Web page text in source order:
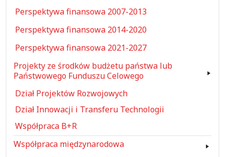
Perspektywa finansowa 2007-2013
Perspektywa finansowa 2014-2020
Perspektywa finansowa 2021-2027
Projekty ze środków budżetu państwa lub
Państwowego Funduszu Celowego
Dział Projektów Rozwojowych
Dział Innowacji i Transferu Technologii
Współpraca B+R
Współpraca międzynarodowa